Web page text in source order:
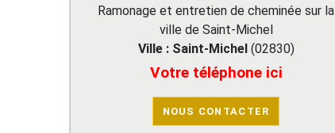
Ramonage et entretien de cheminée sur la
ville de Saint-Michel
Ville : Saint-Michel(02830)
Votre téléphone ici
NOUS CONTACTER